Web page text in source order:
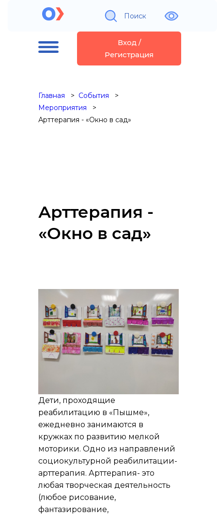
Поиск
Вход /
Регистрация
Главная
События
Мероприятия
Арттерапия - «Окно в сад»
Арттерапия -
«Окно в сад»
Дети, проходящие
реабилитацию в «Пышме»,
ежедневно занимаются в
кружках по развитию мелкой
моторики. Одно из направлений
социокультурной реабилитации-
арттерапия. Арттерапия- это
любая творческая деятельность
(любое рисование,
фантазирование,